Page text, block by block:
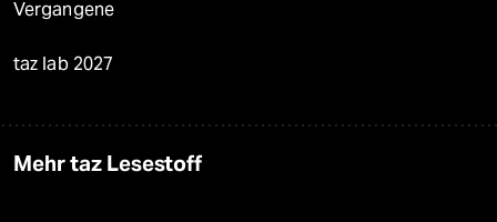
Vergangene
taz lab 2027
Mehr taz Lesestoff